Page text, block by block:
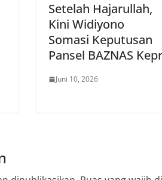
Setelah Hajarullah,
Kini Widiyono
Somasi Keputusan
Pansel BAZNAS
Juni 10, 2026